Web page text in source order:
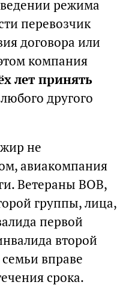
режима
перевозчик
договора или
компания
лет принять
другого
не
авиакомпания
Ветераны ВОВ,
группы, лица,
первой
второй
вправе
срока.